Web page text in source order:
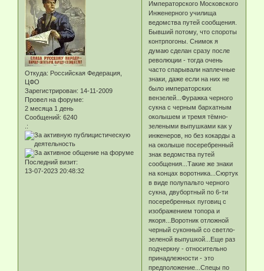
Откуда: Российская Федерация,
ЦФО
Зарегистрирован: 14-11-2009
Провел на форуме:
2 месяца 1 день
Сообщений: 6240
.:
Последний визит:
13-07-2023 20:48:32
Императорского Московского
Инженерного училища
ведомства путей сообщения.
Бывший потому, что спороты
контрпогоны. Снимок я
думаю сделан сразу после
революции - тогда очень
часто спарывали наплечные
знаки, даже если на них не
было императорских
вензелей...Фуражка черного
сукна с черным бархатным
околышем и тремя тёмно-
зелеными выпушками как у
инженеров, но без кокарды а
на околыше посеребренный
знак ведомства путей
сообщения...Такие же знаки
на концах воротника...Сюртук
в виде полупальто черного
сукна, двубортный по 6-ти
посеребренных пуговиц с
изображением топора и
якоря...Воротник отложной
черный суконный со светло-
зеленой выпушкой...Еще раз
подчеркну - относительно
принадлежности - это
предположение...Спецы по